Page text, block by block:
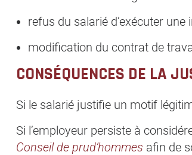
refus du salarié d’exécuter
modification du contrat de
CONSÉQUENCES DE LA
Si le salarié justifie un motif
Si l’employeur persiste à
Conseil de prud’hommes afin de